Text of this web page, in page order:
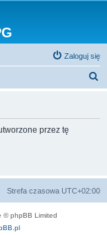
Zaloguj się
przez tę
Strefa czasowa UTC+02:00
© phpBB Limited